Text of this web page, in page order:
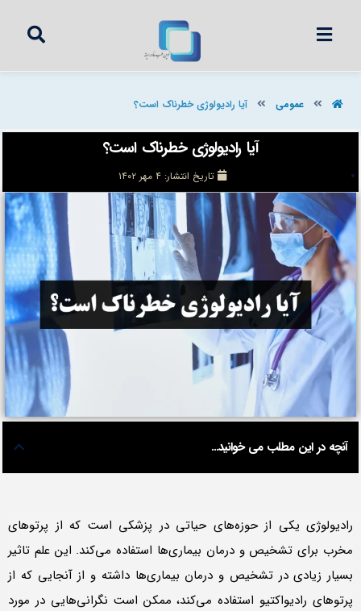
عمومی آیا رادیولوژی خطرناک است؟
آیا رادیولوژی خطرناک است؟
تاریخ انتشار:
آنچه در این مطلب می خوانید...
رادیولوژی یکی از حوزه‌های حیاتی در پزشکی است که از پرتوهای
مخرب برای تشخیص و درمان بیماری‌ها استفاده می‌کند. این علم تاثیر
بسیار زیادی در تشخیص و درمان بیماری‌ها داشته و از آنجایی که از
پرتوهای رادیواکتیو استفاده می‌کند، ممکن است نگرانی‌هایی در مورد